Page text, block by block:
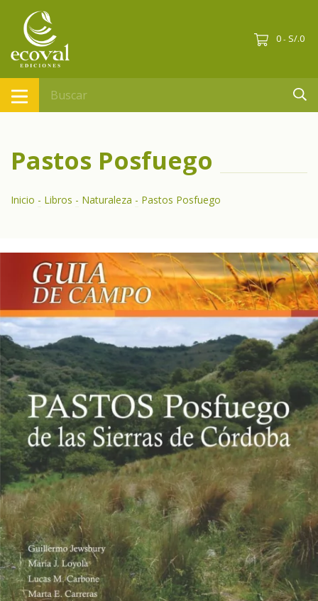
0 - S/.0
Pastos Posfuego
Inicio - Libros - Naturaleza - Pastos Posfuego